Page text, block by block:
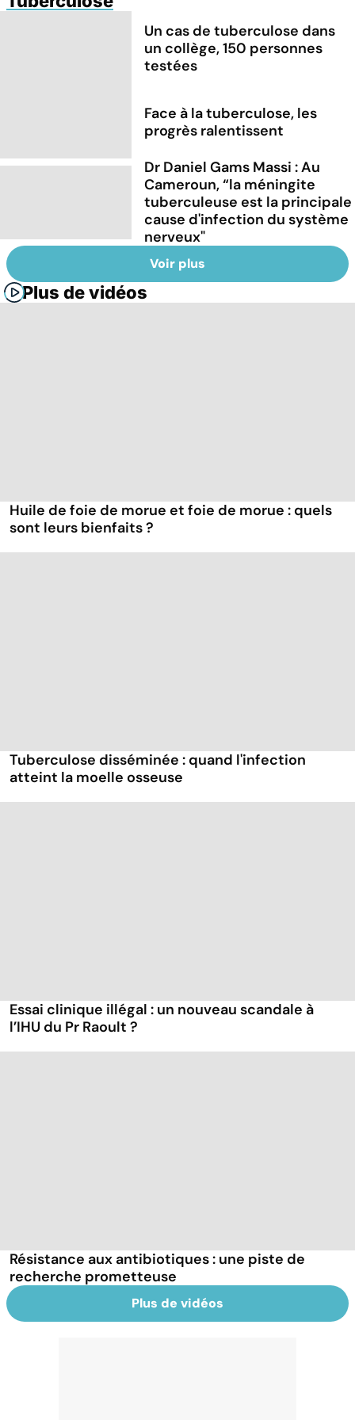
Un cas de tuberculose dans
un collège, 150 personnes
testées
Face à la tuberculose, les
progrès ralentissent
Dr Daniel Gams Massi : Au
Cameroun, “la méningite
tuberculeuse est la principale
cause d'infection du système
nerveux"
Voir plus
Plus de vidéos
Huile de foie de morue et foie de morue : quels
sont leurs bienfaits ?
Tuberculose disséminée : quand l'infection
atteint la moelle osseuse
Essai clinique illégal : un nouveau scandale à
l’IHU du Pr Raoult ?
Résistance aux antibiotiques : une piste de
recherche prometteuse
Plus de vidéos